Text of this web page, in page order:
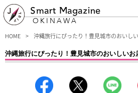
Smart Magazine
OKINAWA
HOME 沖縄旅行にぴったり！豊見城市のおいし
沖縄旅行にぴったり！豊見城市のおいしいお
ールなど見所が多く、沖縄本島南部でも注目のエリ
集結。沖縄料理の定番から進化版まで、豊富なライ